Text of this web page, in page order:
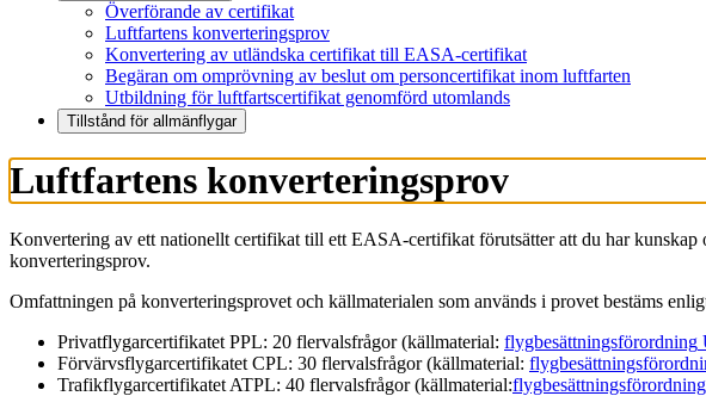
Överförande av certifikat
Luftfartens konverteringsprov
Konvertering av utländska certifikat till EASA-certifikat
Begäran om omprövning av beslut om personcertifikat inom luftfarten
Utbildning för luftfartscertifikat genomförd utomlands
Tillstånd för allmänflygar
Luftfartens konverteringsprov
Konvertering av ett nationellt certifikat till ett EASA-certifikat förutsätter att du har
konverteringsprov.
Omfattningen på konverteringsprovet och källmaterialen som används i provet bestäms
Privatflygarcertifikatet PPL: 20 flervalsfrågor (källmaterial: flygbesättningsförordning
Förvärvsflygarcertifikatet CPL: 30 flervalsfrågor (källmaterial:
Trafikflygarcertifikatet ATPL: 40 flervalsfrågor (källmaterial:flygbesättningsförordning